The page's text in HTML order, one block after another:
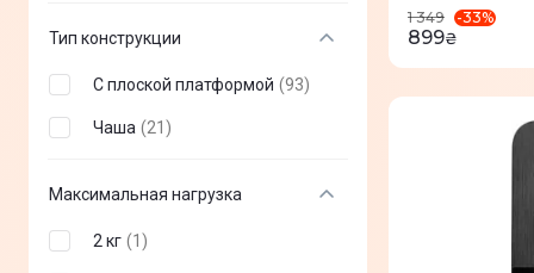
Дерево (1)
Коричневый
Тип конструкции
С плоской платформой (93)
Чаша (21 )
Максимальная нагрузка
2 кг (1 )
1 349
-33%
899₴